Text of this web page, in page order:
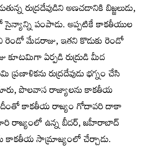
రుద్రదేవుడిని అణచడానికి బిజ్జలుడు,
పంపాడు. అప్పటికే కాకతీయుల
మేడరాజు, ఇతని కొడుకు రెండో
కూటమిగా ఏర్పడి రుద్రుడి మీద
రుద్రదేవుడు భగ్నం చేసి
పొలవాస రాజ్యాలను కాకతీయ
దీంతో కాకతీయ రాజ్యం గోదావరి దాకా
రాజ్యంలో ఉన్న బీదర్, జహీరాబాద్
కాకతీయ సామ్రాజ్యంలో చేర్చాడు.